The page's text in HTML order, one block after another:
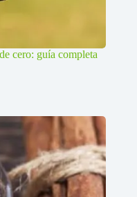
cero: guía completa